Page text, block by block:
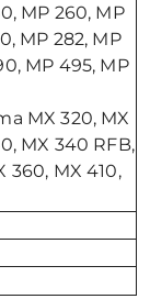
MP 260, MP
MP 282, MP
MP 495, MP
MX 320, MX
MX 340 RFB,
360, MX 410,